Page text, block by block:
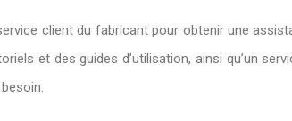
client du fabricant pour obtenir une
et des guides d’utilisation, ainsi qu’un